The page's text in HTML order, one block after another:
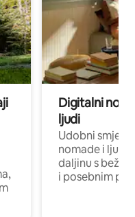
Digitalni
ljudi
Udobni
nomade i ljude
daljinu s
i posebnim